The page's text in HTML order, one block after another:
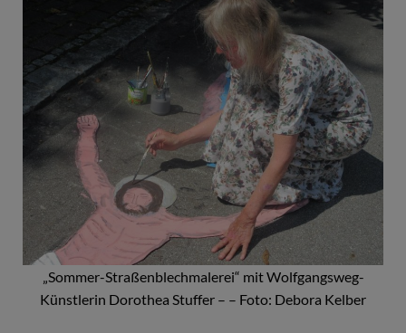
„Sommer-Straßenblechmalerei“ mit Wolfgangsweg-
Künstlerin Dorothea Stuffer – – Foto: Debora Kelber